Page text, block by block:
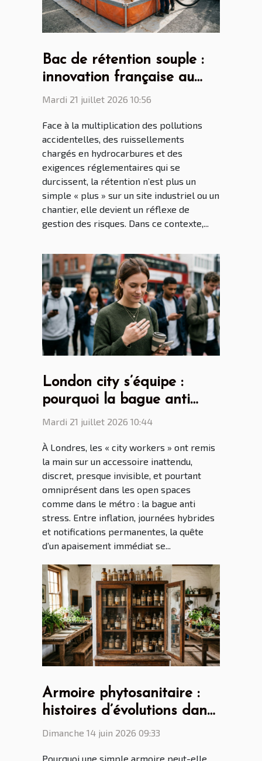
Bac de rétention souple :
innovation française au
cœur des enjeux mondiaux
Mardi 21 juillet 2026 10:56
Face à la multiplication des pollutions
accidentelles, des ruissellements
chargés en hydrocarbures et des
exigences réglementaires qui se
durcissent, la rétention n’est plus un
simple « plus » sur un site industriel ou un
chantier, elle devient un réflexe de
gestion des risques. Dans ce contexte,...
London city s’équipe :
pourquoi la bague anti
stress séduit les
Mardi 21 juillet 2026 10:44
À Londres, les « city workers » ont remis
la main sur un accessoire inattendu,
discret, presque invisible, et pourtant
omniprésent dans les open spaces
comme dans le métro : la bague anti
stress. Entre inflation, journées hybrides
et notifications permanentes, la quête
d’un apaisement immédiat se...
Armoire phytosanitaire :
histoires d’évolutions dans
les lycées agricoles
Dimanche 14 juin 2026 09:33
Pourquoi une simple armoire peut-elle